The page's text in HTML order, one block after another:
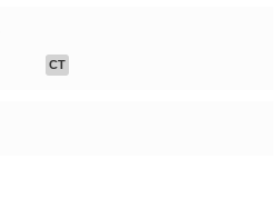
CT